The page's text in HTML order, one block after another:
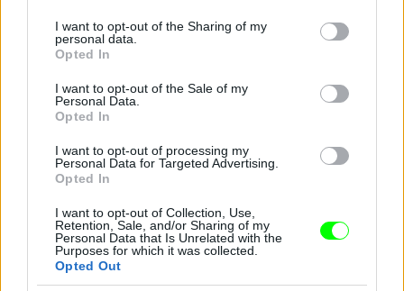
not limited to your visit or usage behaviour. You may click to
grant or deny consent to Google and its third-party tags to
use your data for below specified purposes in below Google
consent section.
I want to opt-out of the Sharing of my
personal data.
Opted In
I want to opt-out of the Sale of my
Personal Data.
Opted In
I want to opt-out of processing my
Personal Data for Targeted Advertising.
Opted In
I want to opt-out of Collection, Use,
Retention, Sale, and/or Sharing of my
Personal Data that Is Unrelated with the
Purposes for which it was collected.
Opted Out